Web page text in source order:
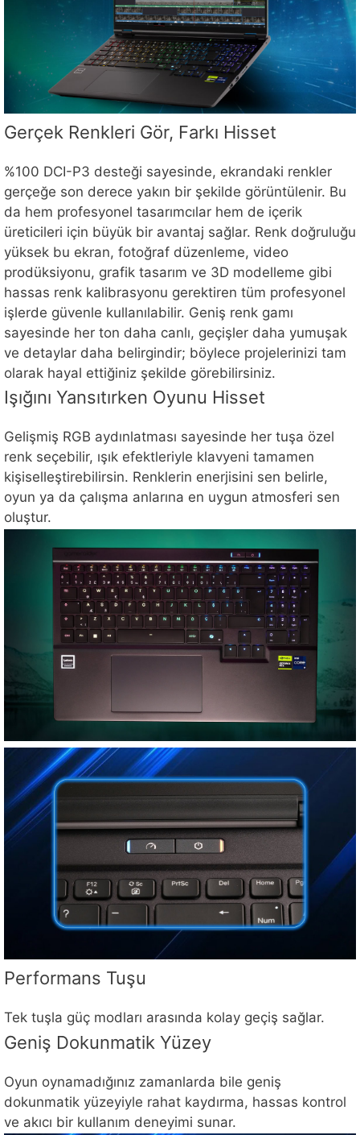
Gerçek Renkleri Gör, Farkı Hisset
%100 DCI-P3 desteği sayesinde, ekrandaki renkler
gerçeğe son derece yakın bir şekilde görüntülenir. Bu
da hem profesyonel tasarımcılar hem de içerik
üreticileri için büyük bir avantaj sağlar. Renk doğruluğu
yüksek bu ekran, fotoğraf düzenleme, video
prodüksiyonu, grafik tasarım ve 3D modelleme gibi
hassas renk kalibrasyonu gerektiren tüm profesyonel
işlerde güvenle kullanılabilir. Geniş renk gamı
sayesinde her ton daha canlı, geçişler daha yumuşak
ve detaylar daha belirgindir; böylece projelerinizi tam
olarak hayal ettiğiniz şekilde görebilirsiniz.
Işığını Yansıtırken Oyunu Hisset
Gelişmiş RGB aydınlatması sayesinde her tuşa özel
renk seçebilir, ışık efektleriyle klavyeni tamamen
kişiselleştirebilirsin. Renklerin enerjisini sen belirle,
oyun ya da çalışma anlarına en uygun atmosferi sen
oluştur.
Performans Tuşu
Tek tuşla güç modları arasında kolay geçiş sağlar.
Geniş Dokunmatik Yüzey
Oyun oynamadığınız zamanlarda bile geniş
dokunmatik yüzeyiyle rahat kaydırma, hassas kontrol
ve akıcı bir kullanım deneyimi sunar.